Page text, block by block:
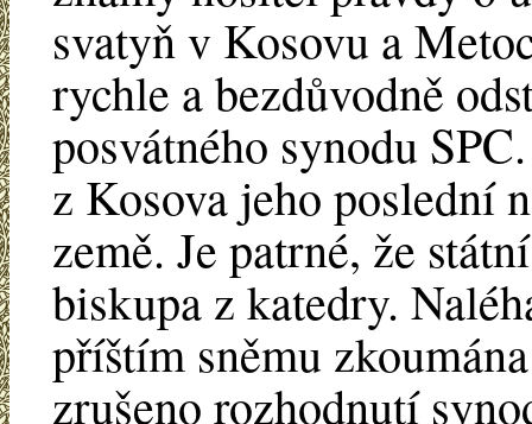
svatyň v Kosovu a
rychle a bezdůvodně
posvátného synodu
z Kosova jeho poslední
země. Je patrné, že
biskupa z katedry.
příštím sněmu
zrušeno rozhodnutí